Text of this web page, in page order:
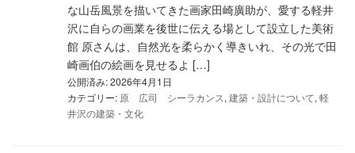
な山岳風景を描いてきた画家田崎廣助が、愛する軽井
沢に自らの画業を後世に伝える場として設立した美術
館 原さんは、自然光を柔らかく導きいれ、その光で田
崎画伯の絵画を見せるよ […]
公開済み: 2026年4月1日
カテゴリー: 原 広司 シーラカンス, 建築・設計について, 軽
井沢の建築・文化